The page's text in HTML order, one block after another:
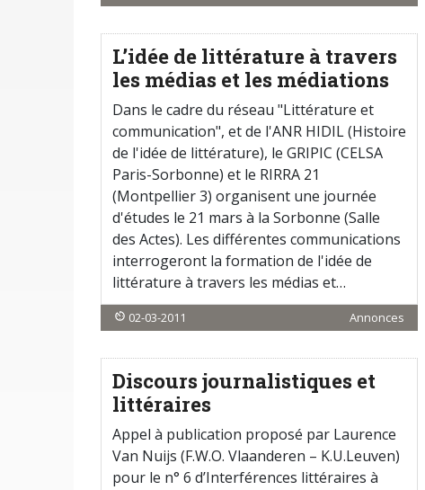
L’idée de littérature à travers
les médias et les médiations
Dans le cadre du réseau "Littérature et
communication", et de l'ANR HIDIL (Histoire
de l'idée de littérature), le GRIPIC (CELSA
Paris-Sorbonne) et le RIRRA 21
(Montpellier 3) organisent une journée
d'études le 21 mars à la Sorbonne (Salle
des Actes). Les différentes communications
interrogeront la formation de l'idée de
littérature à travers les médias et…
02-03-2011 Annonces
Discours journalistiques et
littéraires
Appel à publication proposé par Laurence
Van Nuijs (F.W.O. Vlaanderen – K.U.Leuven)
pour le n° 6 d’Interférences littéraires à